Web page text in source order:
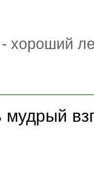
хороший